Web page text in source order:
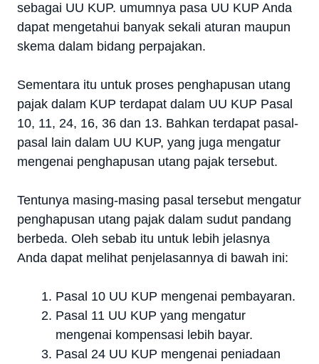
sebagai UU KUP. umumnya pasa UU KUP Anda
dapat mengetahui banyak sekali aturan maupun
skema dalam bidang perpajakan.
Sementara itu untuk proses penghapusan utang
pajak dalam KUP terdapat dalam UU KUP Pasal
10, 11, 24, 16, 36 dan 13. Bahkan terdapat pasal-
pasal lain dalam UU KUP, yang juga mengatur
mengenai penghapusan utang pajak tersebut.
Tentunya masing-masing pasal tersebut mengatur
penghapusan utang pajak dalam sudut pandang
berbeda. Oleh sebab itu untuk lebih jelasnya
Anda dapat melihat penjelasannya di bawah ini:
Pasal 10 UU KUP mengenai pembayaran.
Pasal 11 UU KUP yang mengatur
mengenai kompensasi lebih bayar.
Pasal 24 UU KUP mengenai peniadaan